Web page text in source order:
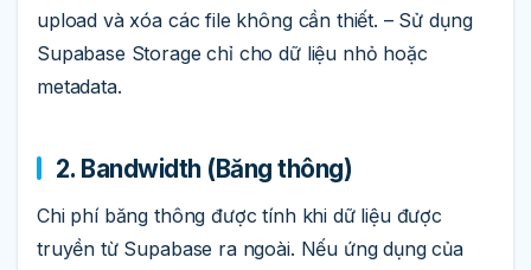
upload và xóa các file không cần thiết. – Sử dụng
Supabase Storage chỉ cho dữ liệu nhỏ hoặc
metadata.
2. Bandwidth (Băng thông)
Chi phí băng thông được tính khi dữ liệu được
truyền từ Supabase ra ngoài. Nếu ứng dụng của